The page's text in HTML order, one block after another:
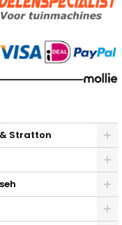
Stratton